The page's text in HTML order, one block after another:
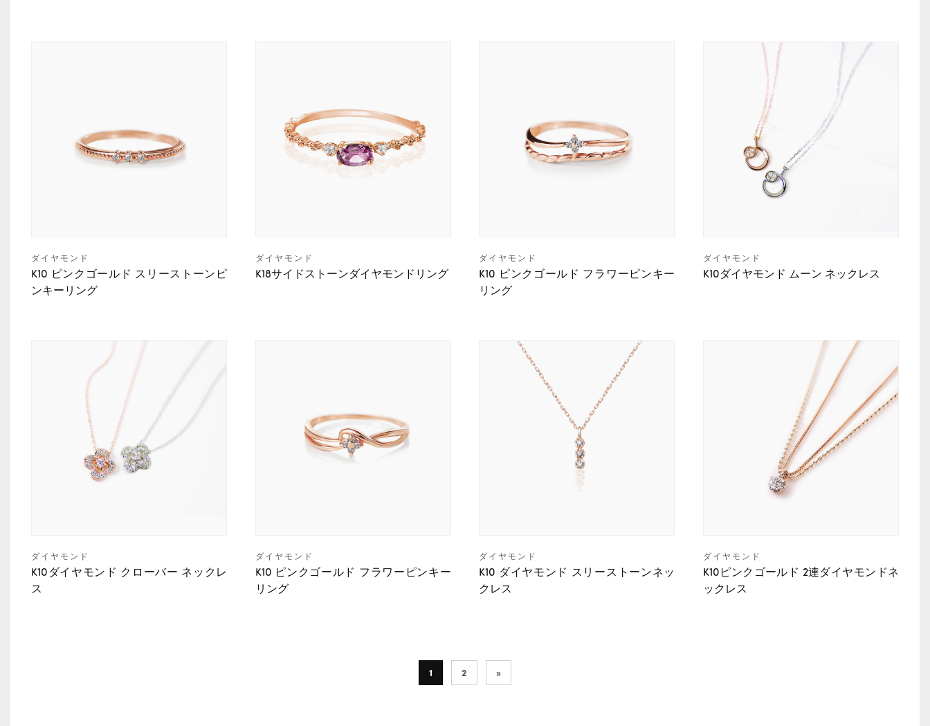
ダイヤモンド
K10 ピンクゴールド スリーストーンピ
ンキーリング
ダイヤモンド
K18サイドストーンダイヤモンドリング
ダイヤモンド
K10 ピンクゴールド フラワーピンキー
リング
ダイヤモンド
K10ダイヤモンド ムーン ネックレス
ダイヤモンド
K10ダイヤモンド クローバー ネックレ
ス
ダイヤモンド
K10 ピンクゴールド フラワーピンキー
リング
ダイヤモンド
K10 ダイヤモンド スリーストーンネッ
クレス
ダイヤモンド
K10ピンクゴールド 2連ダイヤモンドネ
ックレス
1 2 »